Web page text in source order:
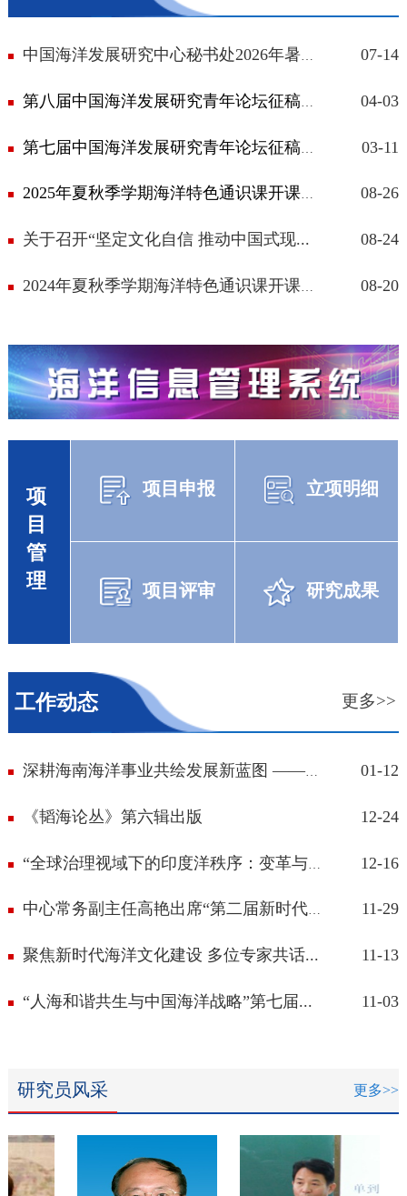
中国海洋发展研究中心秘书处2026年暑假... 07-14
04-03
03-11
2025年夏秋季学期海洋特色通识课开课通... 08-26
关于召开“坚定文化自信 推动中国式现... 08-24
2024年夏秋季学期海洋特色通识课开课通... 08-20
项
目
管
理
项目申报 立项明细
项目评审 研究成果
工作动态 更多>>
深耕海南海洋事业共绘发展新蓝图 ——中... 01-12
《韬海论丛》第六辑出版 12-24
12-16
中心常务副主任高艳出席“第二届新时代... 11-29
聚焦新时代海洋文化建设 多位专家共话... 11-13
“人海和谐共生与中国海洋战略”第七届... 11-03
研究员风采 更多>>